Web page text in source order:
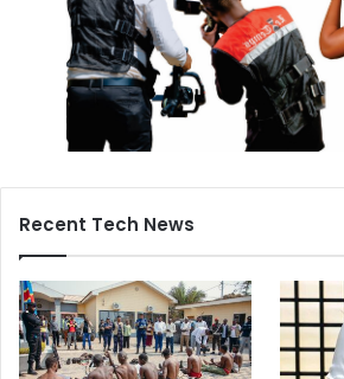
Recent Tech News